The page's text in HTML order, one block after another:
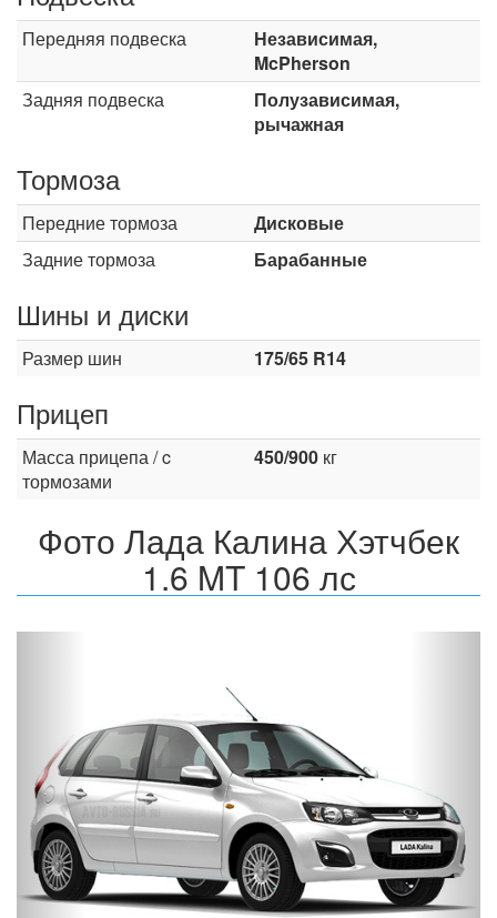
Передняя подвеска
Независимая,
McPherson
Задняя подвеска
Полузависимая,
рычажная
Тормоза
Передние тормоза
Дисковые
Задние тормоза
Барабанные
Шины и диски
Размер шин 175/65 R14
Прицеп
Масса прицепа / c
тормозами
450/900 кг
Фото Лада Калина Хэтчбек
1.6 MT 106 лс